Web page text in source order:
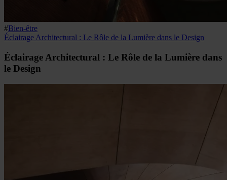
#Bien-être
Éclairage Architectural : Le Rôle de la Lumière dans le Design
Éclairage Architectural : Le Rôle de la Lumière dans
le Design